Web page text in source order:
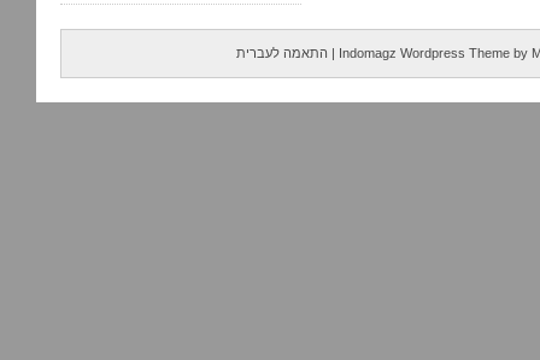
Indomagz Wordpress Theme by
| התאמה לעברית